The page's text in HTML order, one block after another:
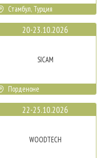
Стамбул, Турция
20-23.10.2026
SICAM
Порденоне
22-25.10.2026
WOODTECH